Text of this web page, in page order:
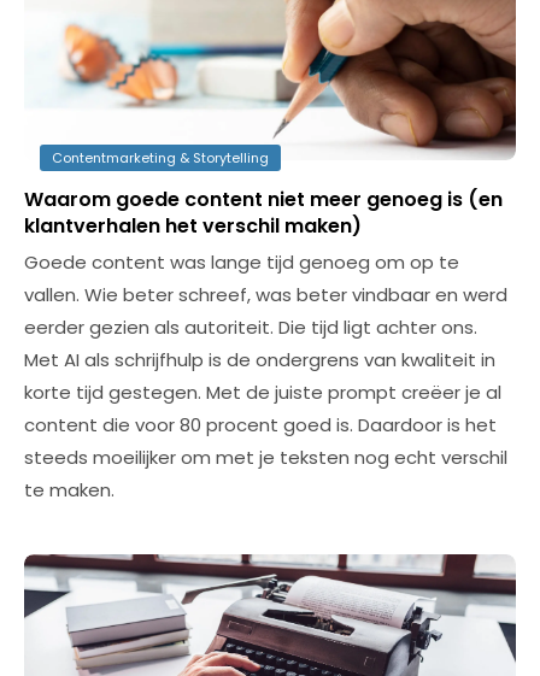
Contentmarketing & Storytelling
Waarom goede content niet meer genoeg is (en
klantverhalen het verschil maken)
Goede content was lange tijd genoeg om op te
vallen. Wie beter schreef, was beter vindbaar en werd
eerder gezien als autoriteit. Die tijd ligt achter ons.
Met AI als schrijfhulp is de ondergrens van kwaliteit in
korte tijd gestegen. Met de juiste prompt creëer je al
content die voor 80 procent goed is. Daardoor is het
steeds moeilijker om met je teksten nog echt verschil
te maken.